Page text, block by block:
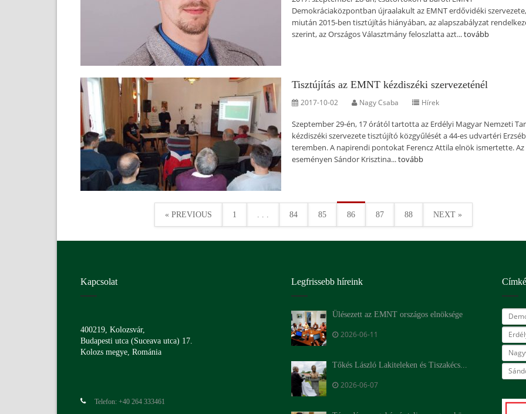
Demokráciaközpontban újraalakult az EMNT erdővidéki szervezete,
miután 2015-ben tisztújítás hiányában, az alapszabályzat
szerint, az Országos Választmány feloszlatta azt...tovább
Tisztújítás az EMNT kézdiszéki szervezeténél
2017-10-02 Nagy Csaba Hírek
Szeptember 29-én, 17 órától tartotta az Erdélyi Magyar Nemzeti
kézdiszéki szervezete tisztújító közgyűlését a 44-es udvartéri
teremben. A napirendi pontokat Ferencz Attila elnök ismertette. Az
eseményen Sándor Krisztina...tovább
« PREVIOUS 1 . . . 84 85 86 87 88 NEXT »
Kapcsolat
400219, Kolozsvár,
Budapesti utca (Suceava utca) 17.
Kolozs megye, Románia
Telefon: +40 264 333461
Legfrissebb híreink
Ülésezett az EMNT országos elnöksége
2026-06-11
Tőkés László Lakiteleken és Tiszakécs...
2026-06-07